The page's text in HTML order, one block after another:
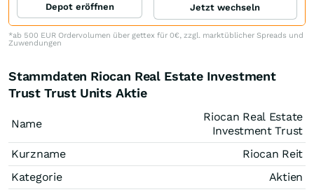
Depot eröffnen Jetzt wechseln
*ab 500 EUR Ordervolumen über gettex für 0€, zzgl. marktüblicher Spreads und
Zuwendungen
Stammdaten Riocan Real Estate Investment
Trust Trust Units Aktie
Name
Riocan Real Estate
Investment Trust
Kurzname
Riocan Reit
Kategorie
Aktien